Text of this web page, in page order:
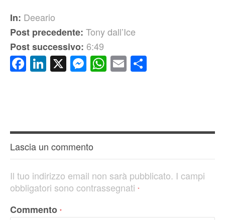
In: Deeario
Post precedente: Tony dall’Ice
Post successivo: 6:49
Facebook
LinkedIn
X Messenger
WhatsApp
Email
Lascia un commento
Il tuo indirizzo email non sarà pubblicato. I campi
obbligatori sono contrassegnati *
Commento *